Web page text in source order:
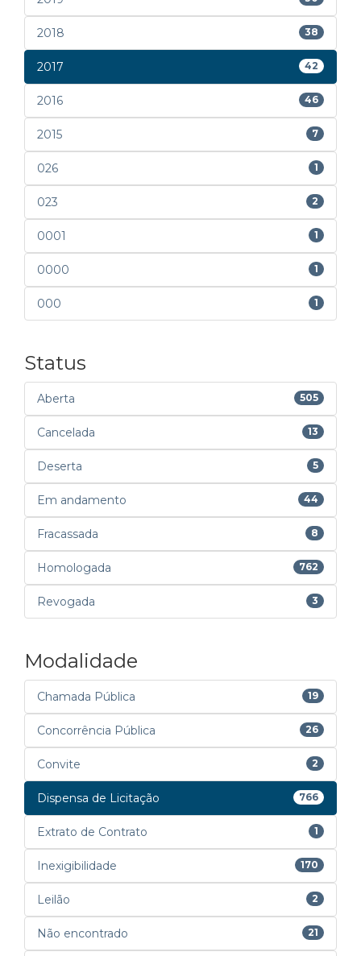
2018 38
2017 42
2016 46
2015 7
026 1
023 2
0001 1
0000 1
000 1
Status
Aberta 505
Cancelada 13
Deserta 5
Em andamento 44
Fracassada 8
Homologada 762
Revogada 3
Modalidade
Chamada Pública 19
Concorrência Pública 26
Convite 2
Dispensa de Licitação 766
Extrato de Contrato 1
Inexigibilidade 170
Leilão 2
Não encontrado 21